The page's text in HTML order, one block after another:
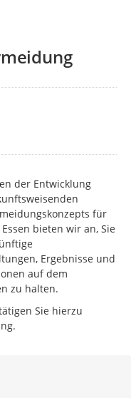
der Entwicklung
für
bieten wir an, Sie
Ergebnisse und
auf dem
zu halten.
Sie hierzu